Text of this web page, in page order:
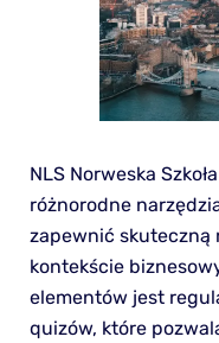
NLS Norweska
różnorodne
zapewnić skuteczną
kontekście
elementów jest
quizów, które